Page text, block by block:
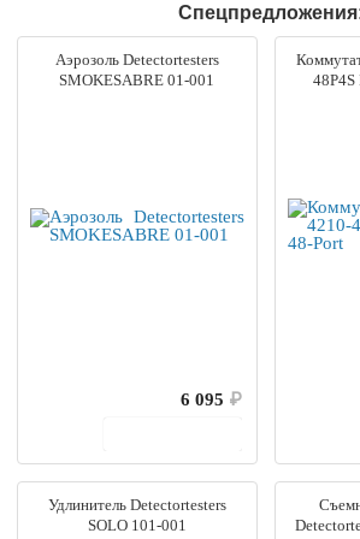
Аэрозоль Detectortesters
SMOKESABRE 01-001
6 095 ₽
Удлинитель Detectortesters
SOLO 101-001